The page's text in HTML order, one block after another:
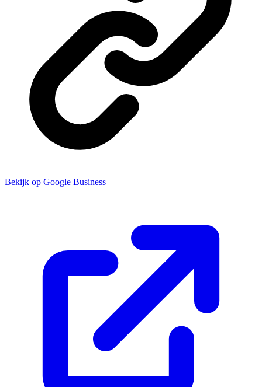
Bekijk op Google Business